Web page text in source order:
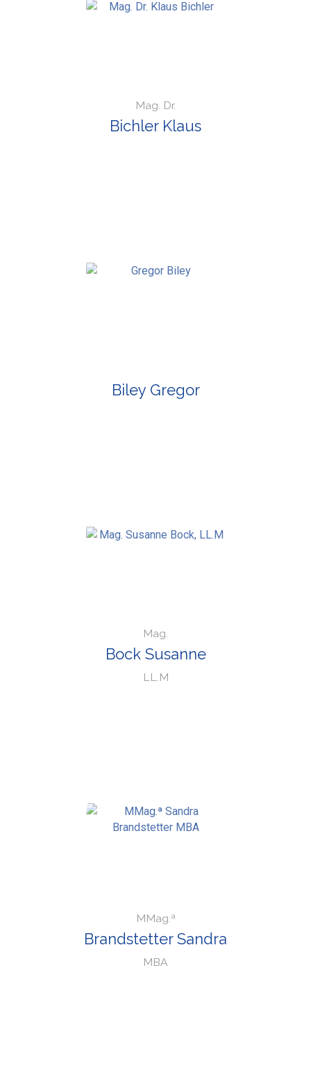
Mag. Dr.
Bichler Klaus
Biley Gregor
Mag.
Bock Susanne
LL.M
MMag.ª
Brandstetter Sandra
MBA